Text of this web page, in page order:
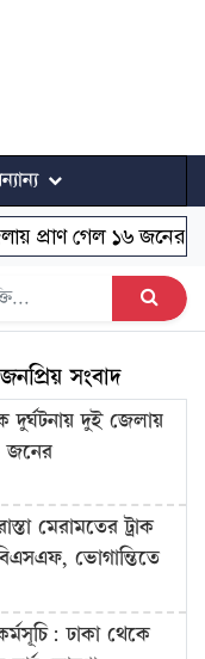
গেল ১৬ জনের
জনপ্রিয় সংবাদ
দুই জেলায়
জনের
মেরামতের ট্রাক
ভোগান্তিতে
ঢাকা থেকে